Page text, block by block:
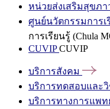
หน่วยส่งเสริมสุขภ
ศูนย์นวัตกรรมการเ
การเรียนรู้ (Chula
CUVIPCUVIP
บริการสังคม
บริการทดสอบและ
บริการทางการแพท